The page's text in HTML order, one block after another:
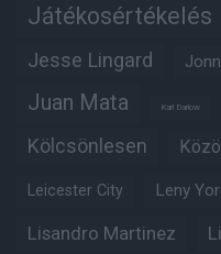
Játékosértékelés
Jesse Lingard
Juan Mata Karl Darlow
Kölcsönlesen
Leicester City Leny
Lisandro Martinez